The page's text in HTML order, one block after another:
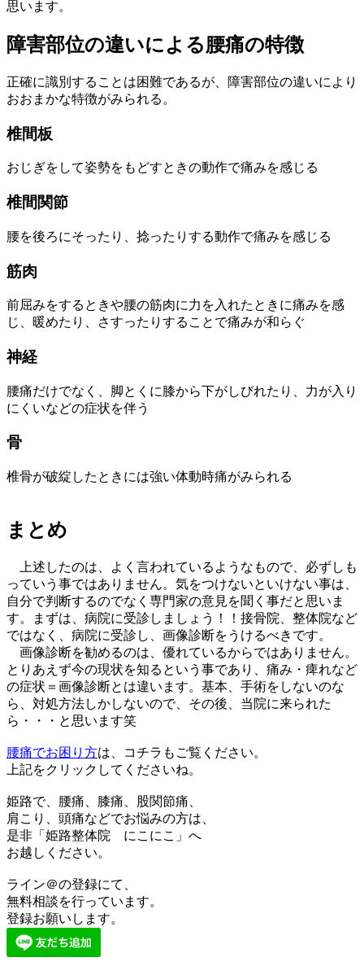
思います。
障害部位の違いによる腰痛の特徴
正確に識別することは困難であるが、障害部位の違いにより
おおまかな特徴がみられる。
椎間板
おじぎをして姿勢をもどすときの動作で痛みを感じる
椎間関節
腰を後ろにそったり、捻ったりする動作で痛みを感じる
筋肉
前屈みをするときや腰の筋肉に力を入れたときに痛みを感
じ、暖めたり、さすったりすることで痛みが和らぐ
神経
腰痛だけでなく、脚とくに膝から下がしびれたり、力が入り
にくいなどの症状を伴う
骨
椎骨が破綻したときには強い体動時痛がみられる
まとめ
上述したのは、よく言われているようなもので、必ずしも
っていう事ではありません。気をつけないといけない事は、
自分で判断するのでなく専門家の意見を聞く事だと思いま
す。まずは、病院に受診しましょう！！接骨院、整体院など
ではなく、病院に受診し、画像診断をうけるべきです。
画像診断を勧めるのは、優れているからではありません。
とりあえず今の現状を知るという事であり、痛み・痺れなど
の症状＝画像診断とは違います。基本、手術をしないのな
ら、対処方法しかしないので、その後、当院に来られた
ら・・・と思います笑
腰痛でお困り方は、コチラもご覧ください。
上記をクリックしてくださいね。
姫路で、腰痛、膝痛、股関節痛、
肩こり、頭痛などでお悩みの方は、
是非「姫路整体院 にこにこ」へ
お越しください。
ライン＠の登録にて、
無料相談を行っています。
登録お願いします。